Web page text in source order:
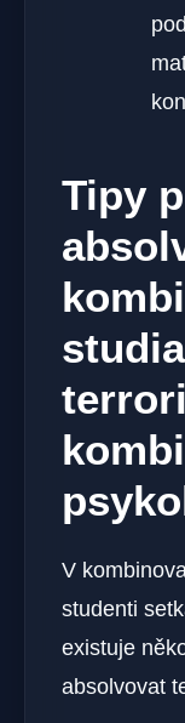
Tipy
studia
V
studenti
existuje
absolvovat